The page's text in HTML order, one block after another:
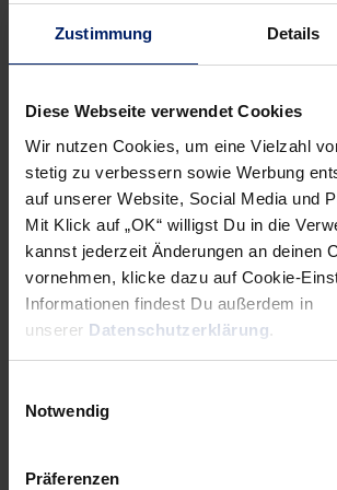
Zustimmung Details
Diese Webseite verwendet Cookies
Wir nutzen Cookies, um eine Vielzahl
stetig zu verbessern sowie Werbung
auf unserer Website, Social Media und
Mit Klick auf „OK“ willigst Du in die
kannst jederzeit Änderungen an deinen
vornehmen, klicke dazu auf Cookie-
Informationen findest Du außerdem in
unserer Datenschutzerklärung.
Notwendig
Präferenzen
21. April 2026
„Unser Ding machen“ –
Derby in Göppingen
Für die Rhein-Neckar Löwen steht eine
dem Programm. Die Badener sind am
in Göppingen gefordert.
» Mehr